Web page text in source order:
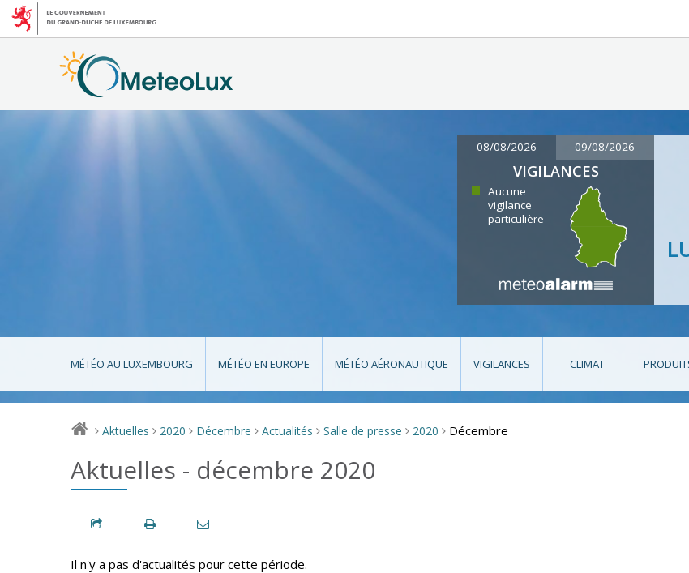
08/08/2026 09/08/2026
VIGILANCES
Aucune
vigilance
particulière
MÉTÉO AU LUXEMBOURG MÉTÉO EN EUROPE MÉTÉO AÉRONAUTIQUE VIGILANCES CLIMAT
> Aktuelles > 2020 > Décembre > Actualités > Salle de presse > 2020 > Décembre
Aktuelles - décembre 2020
Il n'y a pas d'actualités pour cette période.